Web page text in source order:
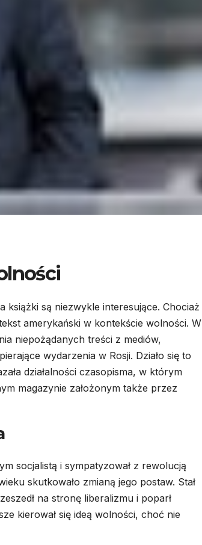
książki są niezwykle interesujące. Chociaż
amerykański w kontekście wolności. W
niepożądanych treści z mediów,
wydarzenia w Rosji. Działo się to
działalności czasopisma, w którym
magazynie założonym także przez
socjalistą i sympatyzował z rewolucją
skutkowało zmianą jego postaw. Stał
na stronę liberalizmu i poparł
kierował się ideą wolności, choć nie